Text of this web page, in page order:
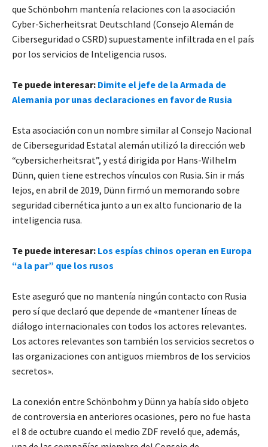
que Schönbohm mantenía relaciones con la asociación
Cyber-Sicherheitsrat Deutschland (Consejo Alemán de
Ciberseguridad o CSRD) supuestamente infiltrada en el país
por los servicios de Inteligencia rusos.
Te puede interesar: Dimite el jefe de la Armada de
Alemania por unas declaraciones en favor de Rusia
Esta asociación con un nombre similar al Consejo Nacional
de Ciberseguridad Estatal alemán utilizó la dirección web
“cybersicherheitsrat”, y está dirigida por Hans-Wilhelm
Dünn, quien tiene estrechos vínculos con Rusia. Sin ir más
lejos, en abril de 2019, Dünn firmó un memorando sobre
seguridad cibernética junto a un ex alto funcionario de la
inteligencia rusa.
Te puede interesar: Los espías chinos operan en Europa
“a la par” que los rusos
Este aseguró que no mantenía ningún contacto con Rusia
pero sí que declaró que depende de «mantener líneas de
diálogo internacionales con todos los actores relevantes.
Los actores relevantes son también los servicios secretos o
las organizaciones con antiguos miembros de los servicios
secretos».
La conexión entre Schönbohm y Dünn ya había sido objeto
de controversia en anteriores ocasiones, pero no fue hasta
el 8 de octubre cuando el medio ZDF reveló que, además,